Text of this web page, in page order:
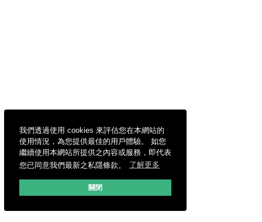
我們透過使用 cookies 來評估您在本網站的
使用情況，為您提供最佳的用戶體驗。 如您
繼續使用本網站所提供之內容或服務，即代表
您已同意我們最新之私隱條款。
了解更多
關閉